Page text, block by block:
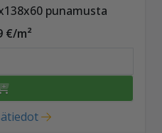
punamusta
€/m²